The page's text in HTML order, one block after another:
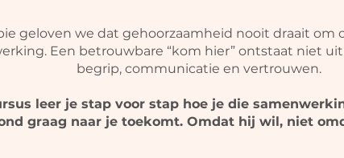
geloven we dat gehoorzaamheid nooit draait om
Een betrouwbare “kom hier” ontstaat niet
begrip, communicatie en vertrouwen.
leer je stap voor stap hoe je die
graag naar je toekomt. Omdat hij wil, niet